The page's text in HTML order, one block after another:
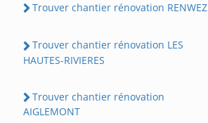
Trouver chantier rénovation RENWEZ
Trouver chantier rénovation LES
HAUTES-RIVIERES
Trouver chantier rénovation
AIGLEMONT